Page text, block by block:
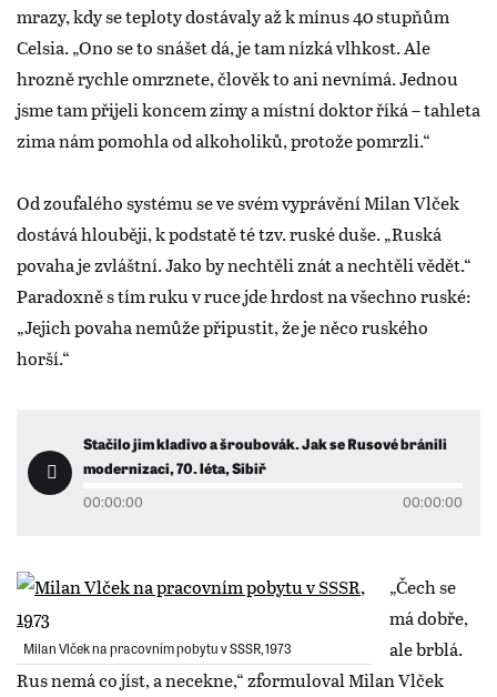
mrazy, kdy se teploty dostávaly až k mínus 40 stupňům
Celsia. „Ono se to snášet dá, je tam nízká vlhkost. Ale
hrozně rychle omrznete, člověk to ani nevnímá. Jednou
jsme tam přijeli koncem zimy a místní doktor říká – tahleta
zima nám pomohla od alkoholiků, protože pomrzli.“
Od zoufalého systému se ve svém vyprávění Milan Vlček
dostává hlouběji, k podstatě té tzv. ruské duše. „Ruská
povaha je zvláštní. Jako by nechtěli znát a nechtěli vědět.“
Paradoxně s tím ruku v ruce jde hrdost na všechno ruské:
„Jejich povaha nemůže připustit, že je něco ruského
horší.“
Stačilo jim kladivo a šroubovák. Jak se Rusové bránili
modernizaci, 70. léta, Sibiř
00:00:00 00:00:00
Milan Vlček na pracovním pobytu v SSSR, 1973
„Čech se
má dobře,
ale brblá.
Rus nemá co jíst, a necekne,“ zformuloval Milan Vlček